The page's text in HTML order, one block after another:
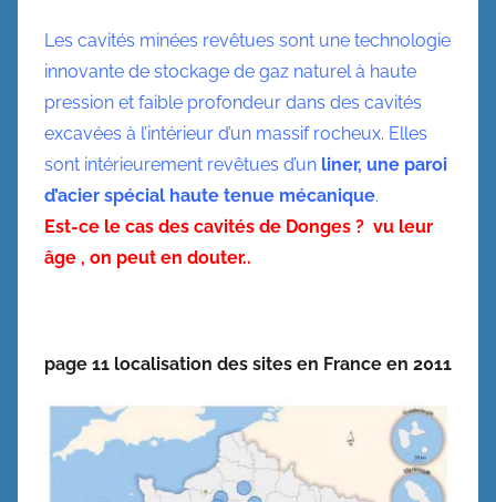
Les cavités minées revêtues sont une technologie
innovante de stockage de gaz naturel à haute
pression et faible profondeur dans des cavités
excavées à l’intérieur d’un massif rocheux. Elles
sont intérieurement revêtues d’un liner, une paroi
d’acier spécial haute tenue mécanique.
Est-ce le cas des cavités de Donges ? vu leur
âge , on peut en douter..
page 11 localisation des sites en France en 2011